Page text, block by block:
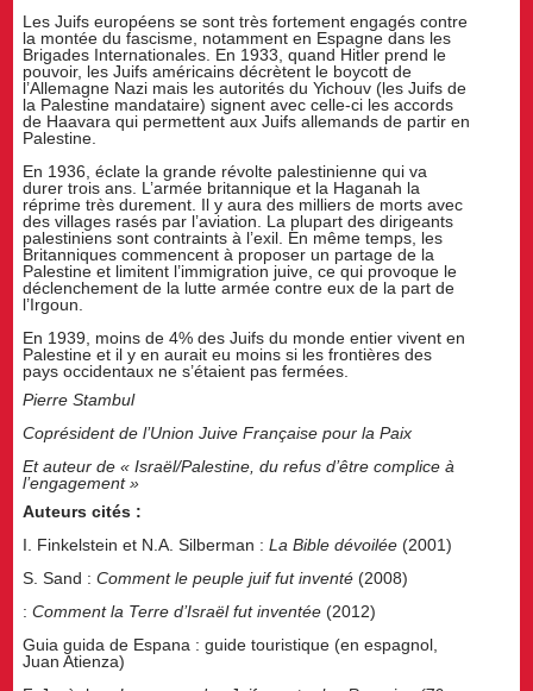
Les Juifs européens se sont très fortement engagés contre
la montée du fascisme, notamment en Espagne dans les
Brigades Internationales. En 1933, quand Hitler prend le
pouvoir, les Juifs américains décrètent le boycott de
l’Allemagne Nazi mais les autorités du Yichouv (les Juifs de
la Palestine mandataire) signent avec celle-ci les accords
de Haavara qui permettent aux Juifs allemands de partir en
Palestine.
En 1936, éclate la grande révolte palestinienne qui va
durer trois ans. L’armée britannique et la Haganah la
réprime très durement. Il y aura des milliers de morts avec
des villages rasés par l’aviation. La plupart des dirigeants
palestiniens sont contraints à l’exil. En même temps, les
Britanniques commencent à proposer un partage de la
Palestine et limitent l’immigration juive, ce qui provoque le
déclenchement de la lutte armée contre eux de la part de
l’Irgoun.
En 1939, moins de 4% des Juifs du monde entier vivent en
Palestine et il y en aurait eu moins si les frontières des
pays occidentaux ne s’étaient pas fermées.
Pierre Stambul
Coprésident de l’Union Juive Française pour la Paix
Et auteur de « Israël/Palestine, du refus d’être complice à
l’engagement »
Auteurs cités :
I. Finkelstein et N.A. Silberman : La Bible dévoilée (2001)
S. Sand :Comment le peuple juif fut inventé (2008)
:Comment la Terre d’Israël fut inventée (2012)
Guia guida de Espana : guide touristique (en espagnol,
Juan Atienza)